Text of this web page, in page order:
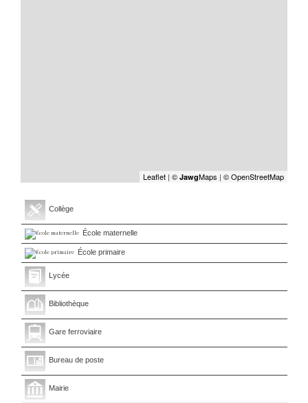
Leaflet | © JawgMaps | © OpenStreetMap
Collège
École maternelle
École primaire
Lycée
Bibliothèque
Gare ferroviaire
Bureau de poste
Mairie